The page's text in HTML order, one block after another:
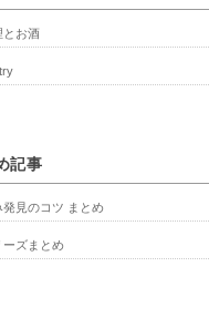
とお酒
記事
発見のコツ まとめ
ーズまとめ